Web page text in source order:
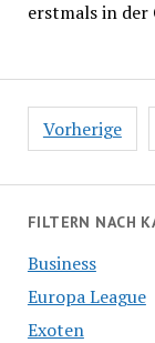
erstmals in der
der
Vorherige
FILTERN NACH
Business
Europa League
Exoten